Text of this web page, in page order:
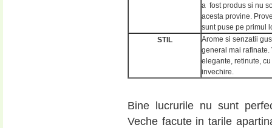
a fost produs si nu
acesta provine.
sunt puse pe primul
STIL
Arome si senzatii
general mai rafinate.
elegante, retinute,
invechire.
Bine lucrurile nu sunt
Veche facute in tarile